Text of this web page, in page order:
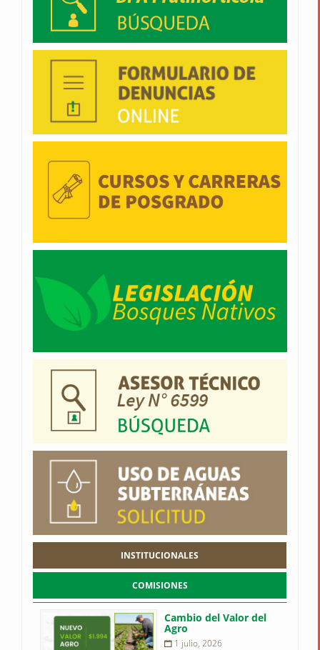
INSTITUCIONALES
COMISIONES
Cambio del Valor del
Agro
1 julio, 2026